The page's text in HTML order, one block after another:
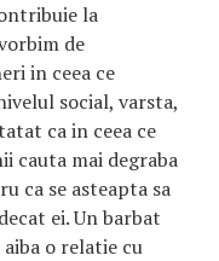
la
de
in ceea ce
social, varsta,
ca in ceea ce
cauta mai degraba
ca se asteapta sa
ei. Un barbat
aiba o relatie cu